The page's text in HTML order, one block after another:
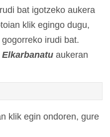
bat igotzeko aukera
klik egingo dugu,
irudi bat.
Elkarbanatu aukeran
klik egin ondoren, gure